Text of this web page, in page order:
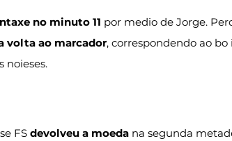
no minuto 11 por medio de Jorge.
volta ao marcador, correspondendo ao
noieses.
FS devolveu a moeda na segunda